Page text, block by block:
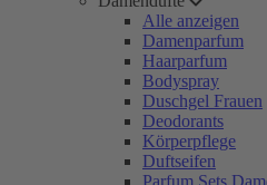
Alle anzeigen
Damenparfum
Haarparfum
Bodyspray
Duschgel Frauen
Deodorants
Körperpflege
Duftseifen
Parfum Sets